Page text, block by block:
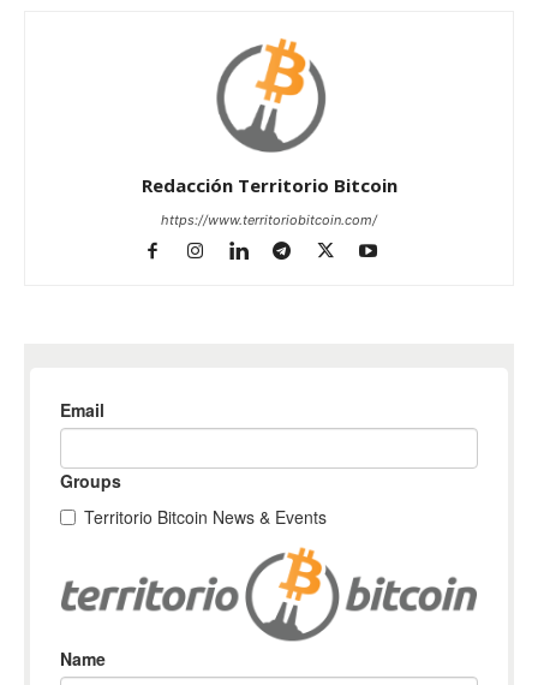
Redacción Territorio Bitcoin
https://www.territoriobitcoin.com/